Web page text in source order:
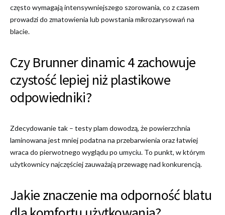
często wymagają intensywniejszego szorowania, co z czasem
prowadzi do zmatowienia lub powstania mikrozarysowań na
blacie.
Czy Brunner dinamic 4 zachowuje
czystość lepiej niż plastikowe
odpowiedniki?
Zdecydowanie tak – testy plam dowodzą, że powierzchnia
laminowana jest mniej podatna na przebarwienia oraz łatwiej
wraca do pierwotnego wyglądu po umyciu. To punkt, w którym
użytkownicy najczęściej zauważają przewagę nad konkurencją.
Jakie znaczenie ma odporność blatu